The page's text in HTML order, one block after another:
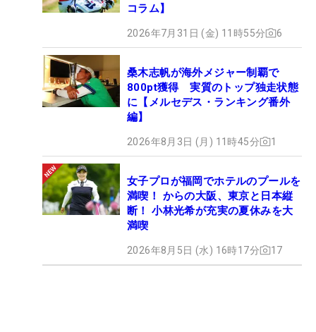
コラム】
2026年7月31日 (金) 11時55分 6
桑木志帆が海外メジャー制覇で
800pt獲得 実質のトップ独走状態
に【メルセデス・ランキング番外
編】
2026年8月3日 (月) 11時45分 1
女子プロが福岡でホテルのプールを
満喫！ からの大阪、東京と日本縦
断！ 小林光希が充実の夏休みを大
満喫
2026年8月5日 (水) 16時17分 17